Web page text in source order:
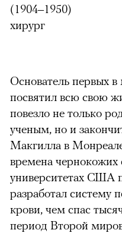
(1904–1950)
хирург
Основатель первых
посвятил всю свою
повезло не только
ученым, но и
Макгилла в
времена чернокожих
университетах США
разработал систему
крови, чем спас
период Второй